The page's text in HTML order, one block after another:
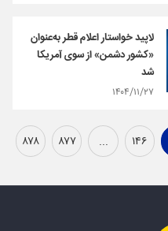
لاپید خواستار اعلام قطر به‌عنوان
«کشور دشمن» از سوی آمریکا
شد
۱۴۰۴/۱۱/۲۷
۱۴۶ ... ۸۷۷ ۸۷۸